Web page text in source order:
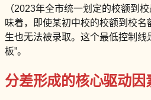
（2023年全市统一划定的校额到
味着，即使某初中校的校额到校
生也无法被录取。这个最低控制线
板”。
分差形成的核心驱动因